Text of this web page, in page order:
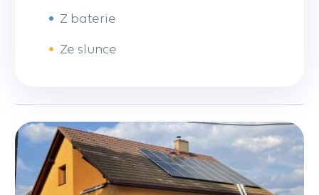
• Z baterie
• Ze slunce